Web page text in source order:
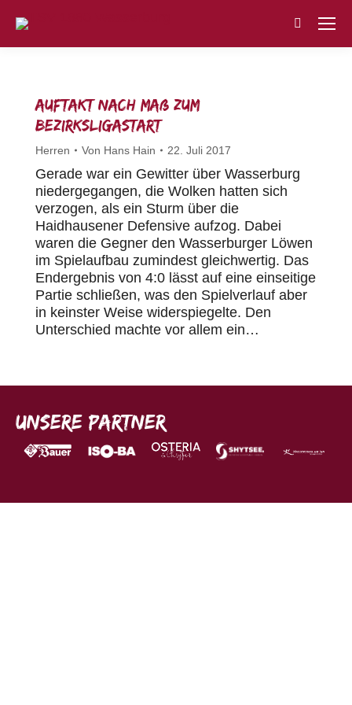
Search:
Auftakt nach Maß zum
Bezirksligastart
Herren Von Hans Hain 22. Juli 2017
Gerade war ein Gewitter über Wasserburg
niedergegangen, die Wolken hatten sich
verzogen, als ein Sturm über die
Haidhausener Defensive aufzog. Dabei
waren die Gegner den Wasserburger Löwen
im Spielaufbau zumindest gleichwertig. Das
Endergebnis von 4:0 lässt auf eine einseitige
Partie schließen, was den Spielverlauf aber
in keinster Weise widerspiegelte. Den
Unterschied machte vor allem ein…
Unsere Partner